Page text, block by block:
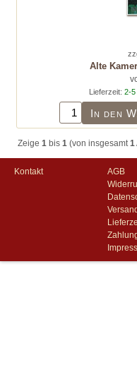
Alte
Lieferzeit: 2-5
In den
Zeige 1 bis 1 (von insgesamt1
Kontakt
AGB